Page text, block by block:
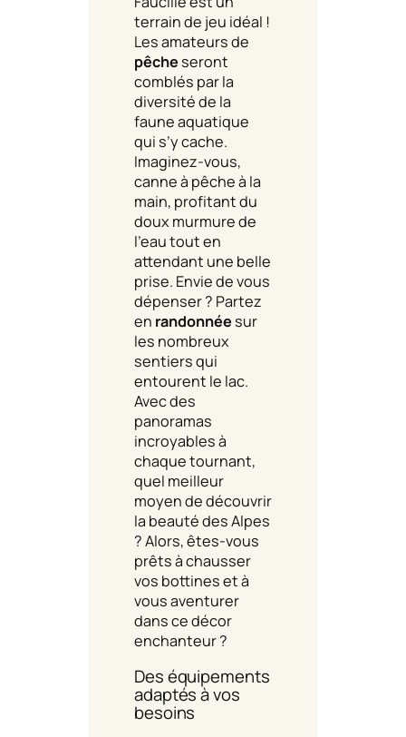
terrain de jeu idéal !
Les amateurs de
pêche seront
comblés par la
diversité de la
faune aquatique
qui s’y cache.
Imaginez-vous,
canne à pêche à la
main, profitant du
doux murmure de
l’eau tout en
attendant une belle
prise. Envie de vous
dépenser ? Partez
en randonnée sur
les nombreux
sentiers qui
entourent le lac.
Avec des
panoramas
incroyables à
chaque tournant,
quel meilleur
moyen de découvrir
la beauté des Alpes
? Alors, êtes-vous
prêts à chausser
vos bottines et à
vous aventurer
dans ce décor
enchanteur ?
Des équipements
adaptés à vos
besoins